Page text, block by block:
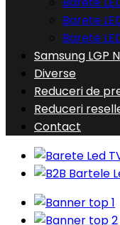
Barete
Barete
Samsung LGP
Diverse
Reduceri de
Reduceri
Contact